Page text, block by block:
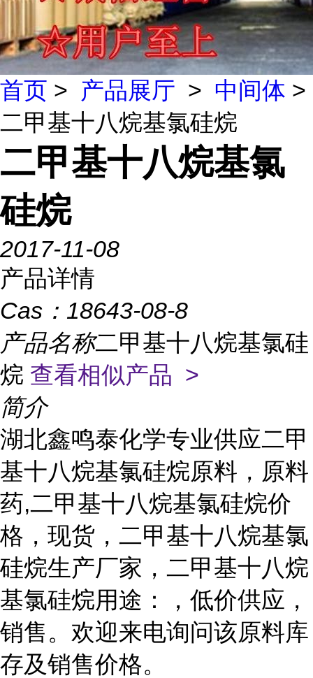
首页 > 产品展厅 > 中间体 >
二甲基十八烷基氯硅烷
二甲基十八烷基氯
硅烷
2017-11-08
产品详情
Cas： 18643-08-8
产品名称二甲基十八烷基氯硅
烷 查看相似产品 >
简介
湖北鑫鸣泰化学专业供应二甲
基十八烷基氯硅烷原料，原料
药,二甲基十八烷基氯硅烷价
格，现货，二甲基十八烷基氯
硅烷生产厂家，二甲基十八烷
基氯硅烷用途：，低价供应，
销售。欢迎来电询问该原料库
存及销售价格。